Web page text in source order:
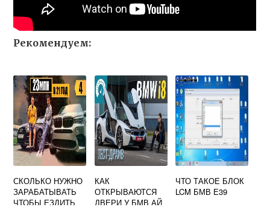
Рекомендуем:
СКОЛЬКО НУЖНО
ЗАРАБАТЫВАТЬ
ЧТОБЫ ЕЗДИТЬ
КАК
ОТКРЫВАЮТСЯ
ДВЕРИ У БМВ АЙ
ЧТО ТАКОЕ БЛОК
LCM БМВ Е39